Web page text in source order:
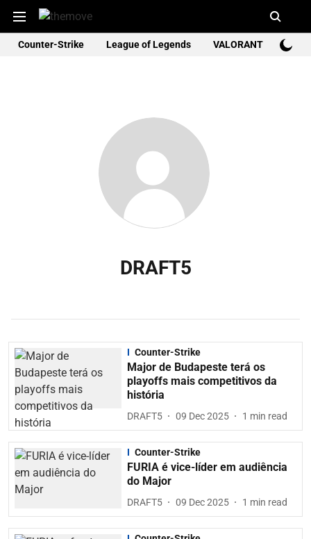
Counter-Strike League of Legends VALORANT
DRAFT5
Counter-Strike
Major de Budapeste terá os
playoffs mais competitivos da
história
DRAFT5 09 Dec 2025 1 min read
Counter-Strike
FURIA é vice-líder em audiência
do Major
DRAFT5 09 Dec 2025 1 min read